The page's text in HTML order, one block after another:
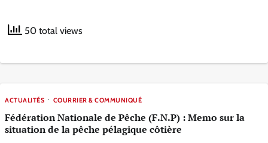
50 total views
ACTUALITÉS COURRIER & COMMUNIQUÉ
Fédération Nationale de Pêche (F.N.P) : Memo sur la
situation de la pêche pélagique côtière